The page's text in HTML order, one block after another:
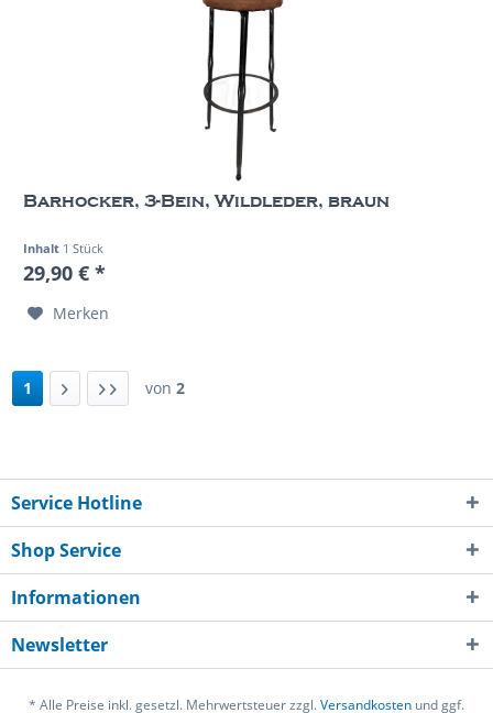
Barhocker, 3-Bein, Wildleder, braun
Inhalt 1 Stück
29,90 € *
Merken
1 von 2
Service Hotline
Shop Service
Informationen
Newsletter
* Alle Preise inkl. gesetzl. Mehrwertsteuer zzgl.Versandkosten und ggf.